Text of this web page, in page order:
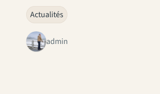
Actualités
admin